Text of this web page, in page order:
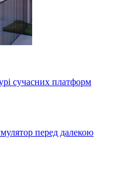
сучасних платформ
перед далекою